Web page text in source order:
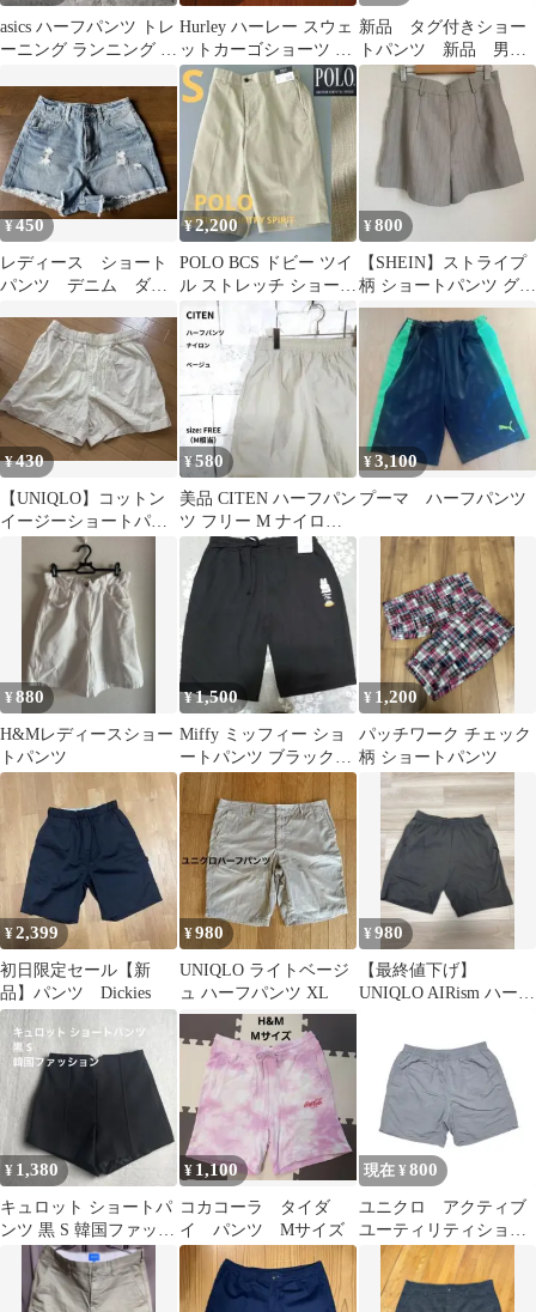
asics ハーフパンツ トレ
ーニング ランニング ブ
Hurley ハーレー スウェ
ットカーゴショーツ グ
レー L ストリート 古着
新品 タグ付きショー
トパンツ 新品 男女
兼用 ハイビスカス
¥450
レディース ショート
パンツ デニム ダメ
¥2,200
POLO BCS ドビー ツイ
ル ストレッチ ショート
パンツ/S/新品
¥800
【SHEIN】ストライプ
柄 ショートパンツ グレ
ー sサイズ
¥430
【UNIQLO】コットン
イージーショートパン
ツ Lサイズ 30
NATURAL
¥580
美品 CITEN ハーフパン
ツ フリー M ナイロン
メッシュ ベージュ
¥3,100
プーマ ハーフパンツ
¥880
H&Mレディースショー
トパンツ
¥1,500
Miffy ミッフィー ショ
ートパンツ ブラック
LL
¥ 1,200
パッチワーク チェック
柄 ショートパンツ
¥2,399
初日限定セール【新
品】パンツ Dickies
¥980
UNIQLO ライトベージ
ュ ハーフパンツ XL
¥980
【最終値下げ】
UNIQLO AIRism ハーフ
¥ 1,380
キュロット ショートパ
ンツ 黒 S 韓国ファッシ
ョン
¥ 1,100
コカコーラ タイダ
イ パンツ Mサイズ
現在 ¥ 800
ユニクロ アクティブ
ユーティリティショー
ツ ライトグレー M